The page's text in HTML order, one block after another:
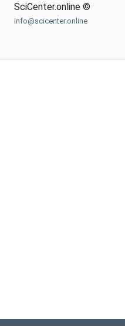
SciCenter.online ©
info@scicenter.online